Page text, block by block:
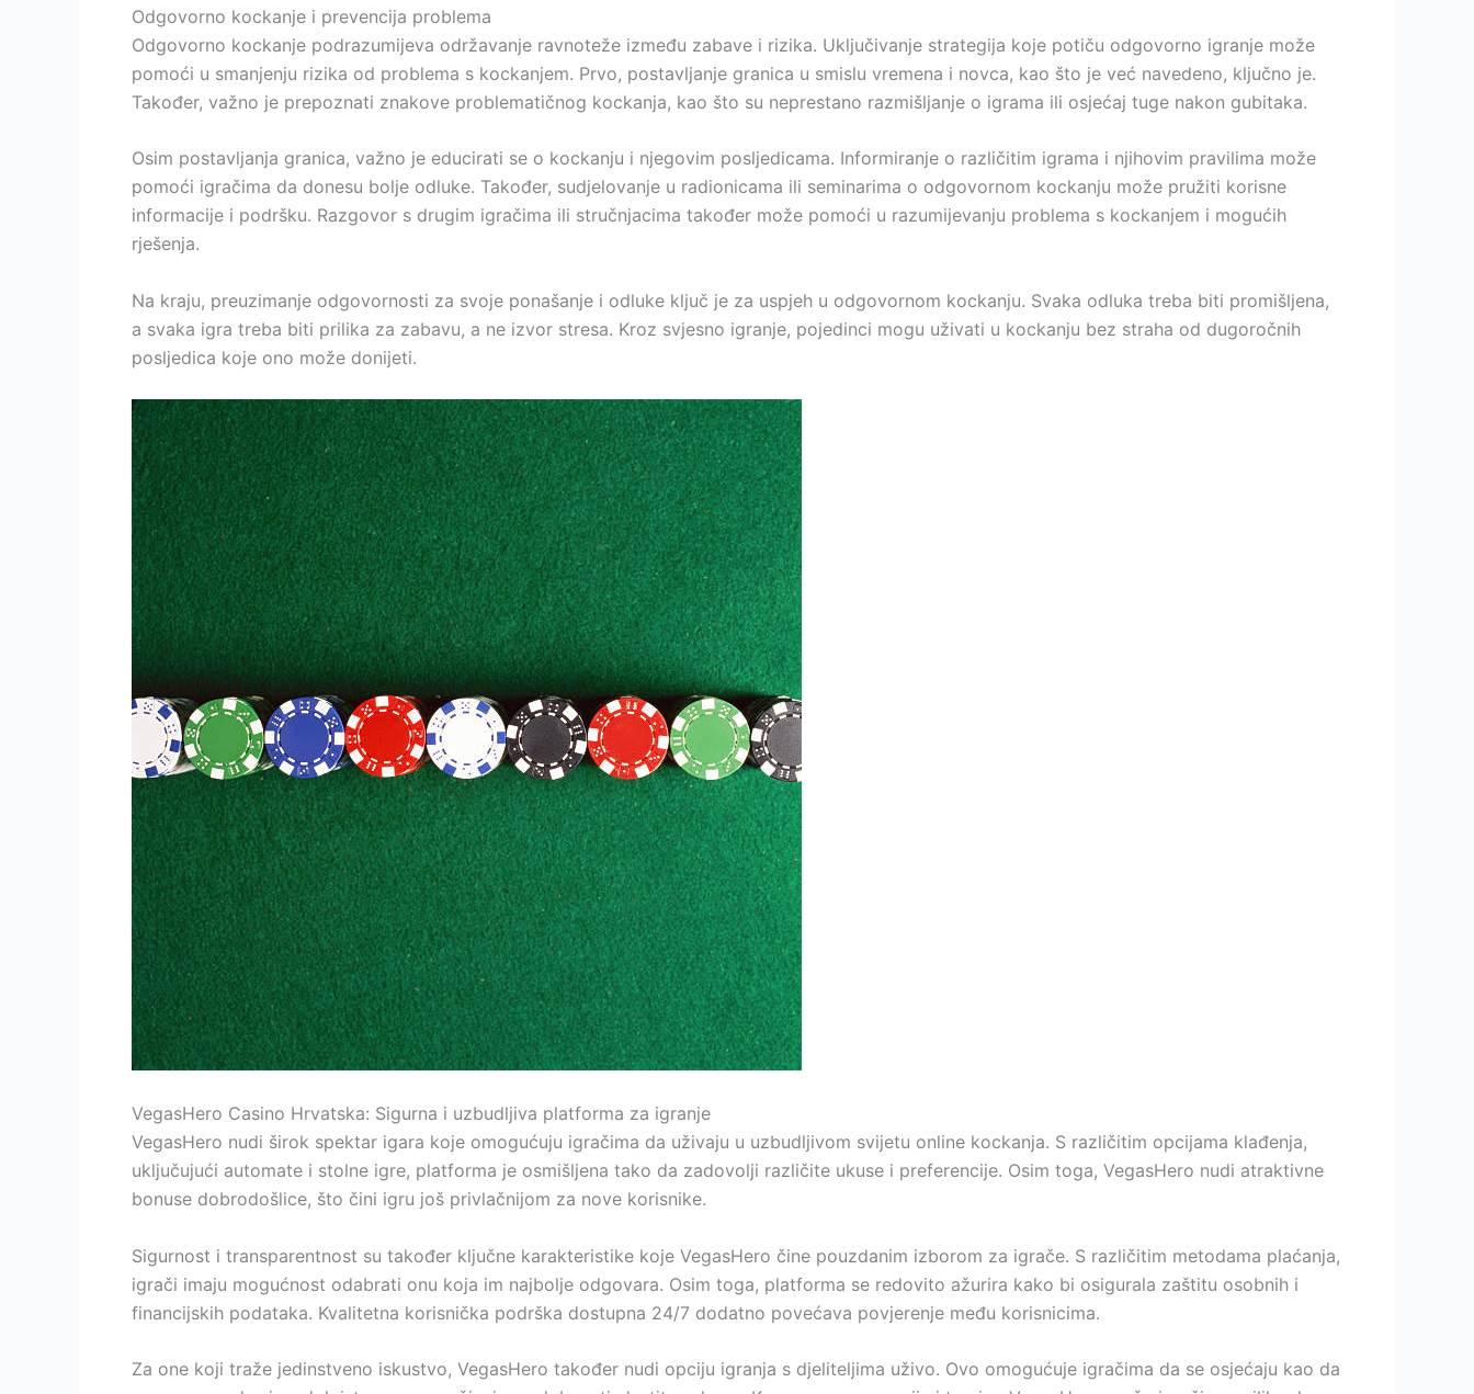
Odgovorno kockanje i prevencija problema
Odgovorno kockanje podrazumijeva održavanje ravnoteže između zabave i rizika. Uključivanje strategija koje potiču odgovorno igranje može
pomoći u smanjenju rizika od problema s kockanjem. Prvo, postavljanje granica u smislu vremena i novca, kao što je već navedeno, ključno je.
Također, važno je prepoznati znakove problematičnog kockanja, kao što su neprestano razmišljanje o igrama ili osjećaj tuge nakon gubitaka.
Osim postavljanja granica, važno je educirati se o kockanju i njegovim posljedicama. Informiranje o različitim igrama i njihovim pravilima može
pomoći igračima da donesu bolje odluke. Također, sudjelovanje u radionicama ili seminarima o odgovornom kockanju može pružiti korisne
informacije i podršku. Razgovor s drugim igračima ili stručnjacima također može pomoći u razumijevanju problema s kockanjem i mogućih
rješenja.
Na kraju, preuzimanje odgovornosti za svoje ponašanje i odluke ključ je za uspjeh u odgovornom kockanju. Svaka odluka treba biti promišljena,
a svaka igra treba biti prilika za zabavu, a ne izvor stresa. Kroz svjesno igranje, pojedinci mogu uživati u kockanju bez straha od dugoročnih
posljedica koje ono može donijeti.
VegasHero Casino Hrvatska: Sigurna i uzbudljiva platforma za igranje
VegasHero nudi širok spektar igara koje omogućuju igračima da uživaju u uzbudljivom svijetu online kockanja. S različitim opcijama klađenja,
uključujući automate i stolne igre, platforma je osmišljena tako da zadovolji različite ukuse i preferencije. Osim toga, VegasHero nudi atraktivne
bonuse dobrodošlice, što čini igru još privlačnijom za nove korisnike.
Sigurnost i transparentnost su također ključne karakteristike koje VegasHero čine pouzdanim izborom za igrače. S različitim metodama plaćanja,
igrači imaju mogućnost odabrati onu koja im najbolje odgovara. Osim toga, platforma se redovito ažurira kako bi osigurala zaštitu osobnih i
financijskih podataka. Kvalitetna korisnička podrška dostupna 24/7 dodatno povećava povjerenje među korisnicima.
Za one koji traže jedinstveno iskustvo, VegasHero također nudi opciju igranja s djeliteljima uživo. Ovo omogućuje igračima da se osjećaju kao da